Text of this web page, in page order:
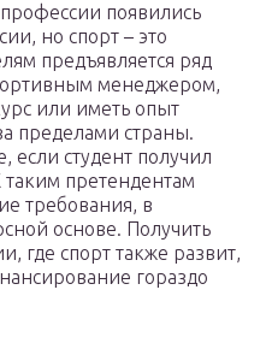
появились
но спорт – это
предъявляется ряд
менеджером,
или иметь опыт
пределами страны.
если студент получил
претендентам
требования, в
основе. Получить
где спорт также развит,
гораздо